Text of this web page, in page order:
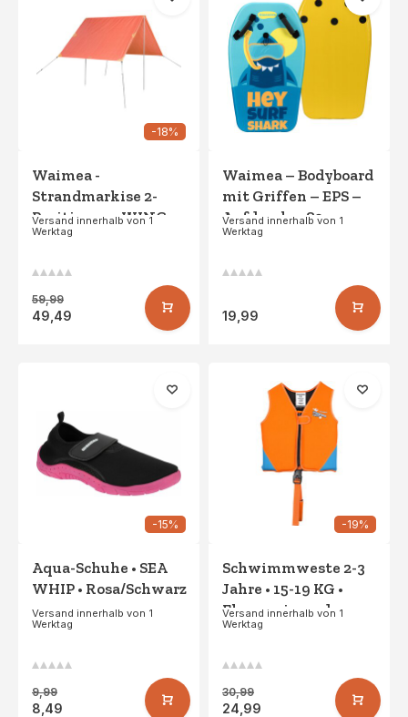
-18%
Waimea -
Strandmarkise 2-
Positionen - WING -
Rosa
Versand innerhalb von 1
Werktag
59,99
49,49
Waimea – Bodyboard
mit Griffen – EPS –
Aufdruck – 80 cm –
Makani – Blau/Aqua
Versand innerhalb von 1
Werktag
19,99
-15%
Aqua-Schuhe • SEA
WHIP • Rosa/Schwarz
Versand innerhalb von 1
Werktag
9,99
8,49
-19%
Schwimmweste 2-3
Jahre • 15-19 KG •
Fluoreszierendes
Orange/Blau
Versand innerhalb von 1
Werktag
30,99
24,99